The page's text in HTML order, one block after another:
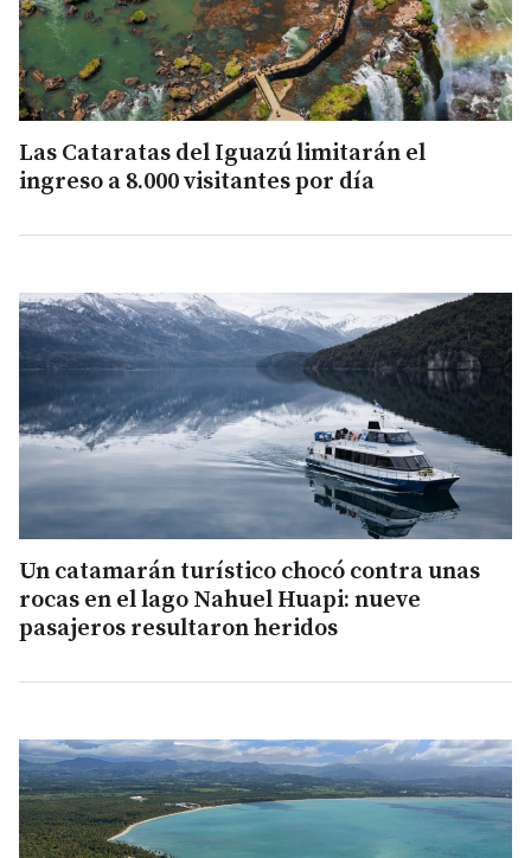
Las Cataratas del Iguazú limitarán el
ingreso a 8.000 visitantes por día
Un catamarán turístico chocó contra unas
rocas en el lago Nahuel Huapi: nueve
pasajeros resultaron heridos